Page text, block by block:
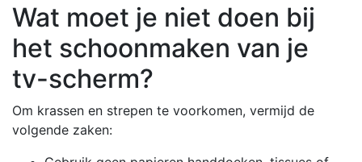
Wat moet je niet doen bij
het schoonmaken van je
tv-scherm?
Om krassen en strepen te voorkomen, vermijd de
volgende zaken: